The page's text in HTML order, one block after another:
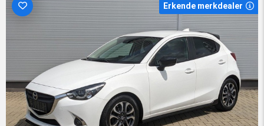
Erkende merkdealer